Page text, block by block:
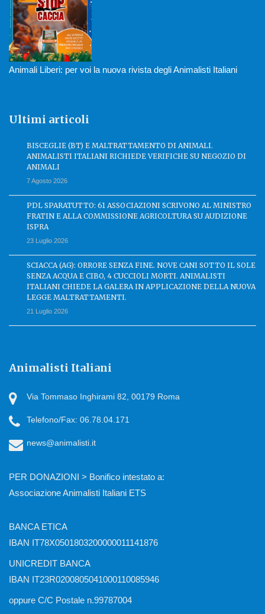
Animali Liberi: per voi la nuova rivista degli Animalisti Italiani
Ultimi articoli
BISCEGLIE (BT) E MALTRATTAMENTO DI ANIMALI.
ANIMALISTI ITALIANI RICHIEDE VERIFICHE SU NEGOZIO DI
ANIMALI
7 Agosto 2026
PDL SPARATUTTO: 61 ASSOCIAZIONI SCRIVONO AL MINISTRO
FRATIN E ALLA COMMISSIONE AGRICOLTURA SU AUDIZIONE
ISPRA
23 Luglio 2026
SCIACCA (AG): ORRORE SENZA FINE. NOVE CANI SOTTO IL SOLE
SENZA ACQUA E CIBO, 4 CUCCIOLI MORTI. ANIMALISTI
ITALIANI CHIEDE LA GALERA IN APPLICAZIONE DELLA NUOVA
LEGGE MALTRATTAMENTI.
21 Luglio 2026
Animalisti Italiani
Via Tommaso Inghirami 82, 00179 Roma
Telefono/Fax: 06.78.04.171
news@animalisti.it
PER DONAZIONI > Bonifico intestato a:
Associazione Animalisti Italiani ETS
BANCA ETICA
IBAN IT78X0501803200000011141876
UNICREDIT BANCA
IBAN IT23R0200805041000110085946
oppure C/C Postale n.99787004